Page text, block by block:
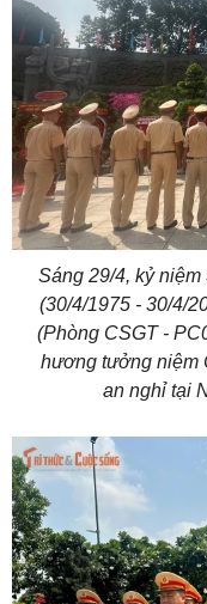
Sáng 29/4, kỷ
(30/4/1975 - 30/4/
(Phòng CSGT -
hương tưởng niệm
an nghỉ tại